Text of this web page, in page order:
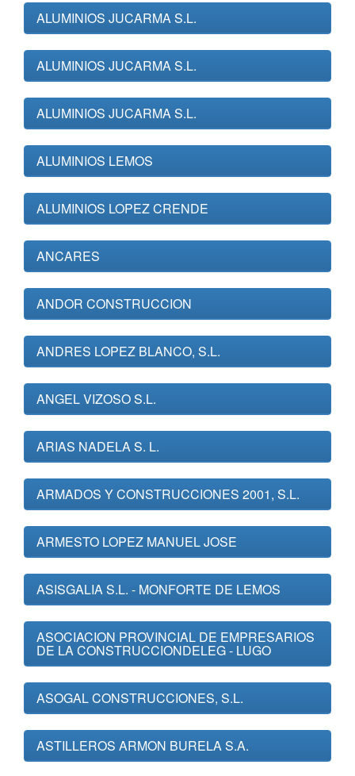
ALUMINIOS JUCARMA S.L.
ALUMINIOS JUCARMA S.L.
ALUMINIOS JUCARMA S.L.
ALUMINIOS LEMOS
ALUMINIOS LOPEZ CRENDE
ANCARES
ANDOR CONSTRUCCION
ANDRES LOPEZ BLANCO, S.L.
ANGEL VIZOSO S.L.
ARIAS NADELA S. L.
ARMADOS Y CONSTRUCCIONES 2001, S.L.
ARMESTO LOPEZ MANUEL JOSE
ASISGALIA S.L. - MONFORTE DE LEMOS
ASOCIACION PROVINCIAL DE EMPRESARIOS
DE LA CONSTRUCCIONDELEG - LUGO
ASOGAL CONSTRUCCIONES, S.L.
ASTILLEROS ARMON BURELA S.A.